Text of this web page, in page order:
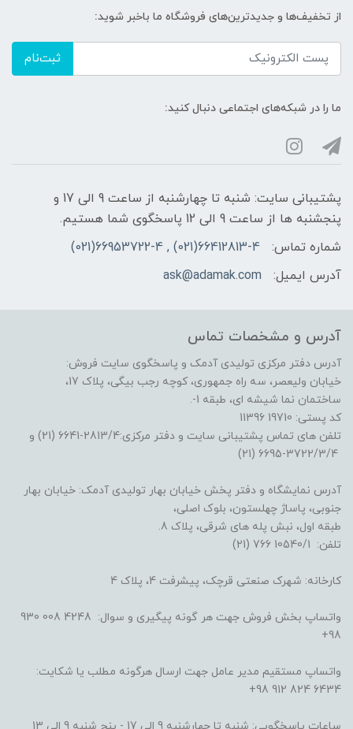
از تخفیف‌ها و جدیدترین‌های فروشگاه ما باخبر شوید:
ثبت‌نام
ما را در شبکه‌های اجتماعی دنبال کنید:
پشتیبانی سایت: شنبه تا چهارشنبه از ساعت 9 الی 17 و
پنجشنبه ها از ساعت 9 الی 12 پاسخگوی شما هستیم.
شماره تماس:
66412813-4(021) , 66953722-4(021)
آدرس ایمیل:
ask@adamak.com
آدرس و مشخصات تماس
آدرس دفتر مرکزی تولیدی آدمک و پاسخگوی سایت فروش:
خیابان ولیعصر، سه راه جمهوری، کوچه رجب بیگی، پلاک 17،
ساختمان نما شیشه ای، طبقه 1-.
کد پستی: 19710 11396
تلفن های تماس پشتیبانی سایت و دفتر مرکزی:2813/4-6641 (21) و
آدرس نمایشگاه و دفتر پخش خیابان بهار تولیدی آدمک: خیابان بهار
جنوبی، پاساژ چهلستون، بلوک اصلی،
طبقه اول، نبش پله های شرقی، پلاک 8.
تلفن: 10540/1 766 (21)
کارخانه: شهرک صنعتی قرچک، پیشرفت 4، پلاک 4
واتساپ بخش فروش جهت هر گونه پیگیری و سوال: 4248 008 930
98+
واتساپ مستقیم مدیر عامل جهت ارسال هرگونه مطلب یا شکایت:
6434 824 912 98+